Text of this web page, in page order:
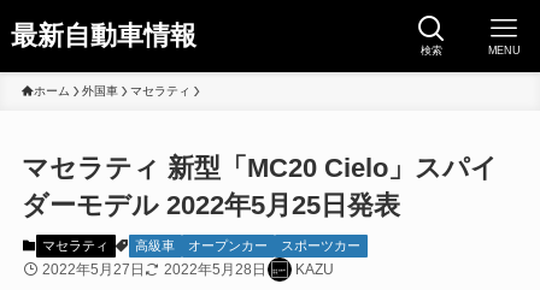
最新自動車情報 検索 MENU
ホーム 外国車 マセラティ
マセラティ 新型「MC20 Cielo」スパイ
ダーモデル 2022年5月25日発表
マセラティ 高級車 オープンカー スポーツカー
2022年5月27日 2022年5月28日 KAZU